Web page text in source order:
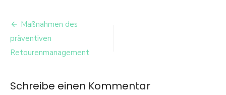
Beitrags-
Navigation
Maßnahmen des
präventiven
Retourenmanagement
Schreibe einen Kommentar